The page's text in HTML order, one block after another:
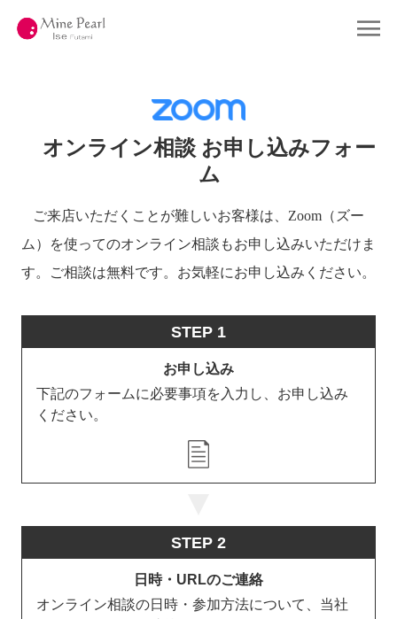
Company
About Pearl 真珠について
Shop
Contact お問い合わせ
オンライン相談 お申し込みフォー
ム
ご来店いただくことが難しいお客様は、 Zoom（ズー
ム）を使ってのオンライン相談もお申し込みいただけま
す。
ご相談は無料です。お気軽にお申し込みください。
STEP 1
お申し込み
下記のフォームに必要事項を入力し、お申し込み
ください。
STEP 2
日時・URLのご連絡
オンライン相談の日時・参加方法について、当社